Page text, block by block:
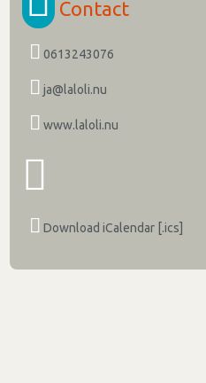
Contact
0613243076
ja@laloli.nu
www.laloli.nu
Download iCalendar [.ics]